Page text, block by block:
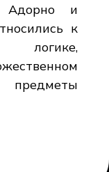
Адорно и
к
логике,
предметы